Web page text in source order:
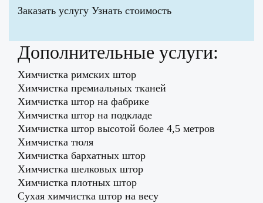
Заказать услугу Узнать стоимость
Дополнительные услуги:
Химчистка римских штор
Химчистка премиальных тканей
Химчистка штор на фабрике
Химчистка штор на подкладе
Химчистка штор высотой более 4,5 метров
Химчистка тюля
Химчистка бархатных штор
Химчистка шелковых штор
Химчистка плотных штор
Сухая химчистка штор на весу